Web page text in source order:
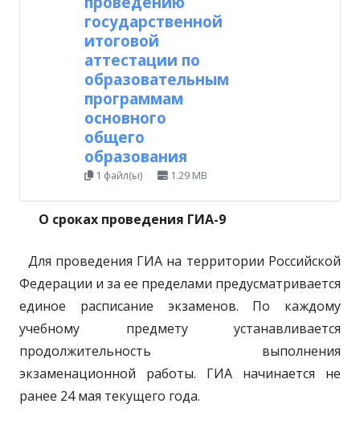
государственной
итоговой
аттестации по
образовательным
программам
основного
общего
образования
1 файл(ы) 1.29 MB
О сроках проведения ГИА-9
Для проведения ГИА на территории Российской
Федерации и за ее пределами предусматривается
единое расписание экзаменов. По каждому
учебному предмету устанавливается
продолжительность выполнения
экзаменационной работы. ГИА начинается не
ранее 24 мая текущего года.